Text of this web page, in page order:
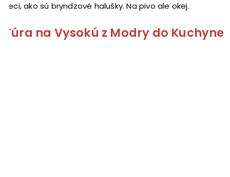
veci, ako sú bryndzové halušky. Na pivo ale okej.
Túra na Vysokú z Modry do Kuchyne